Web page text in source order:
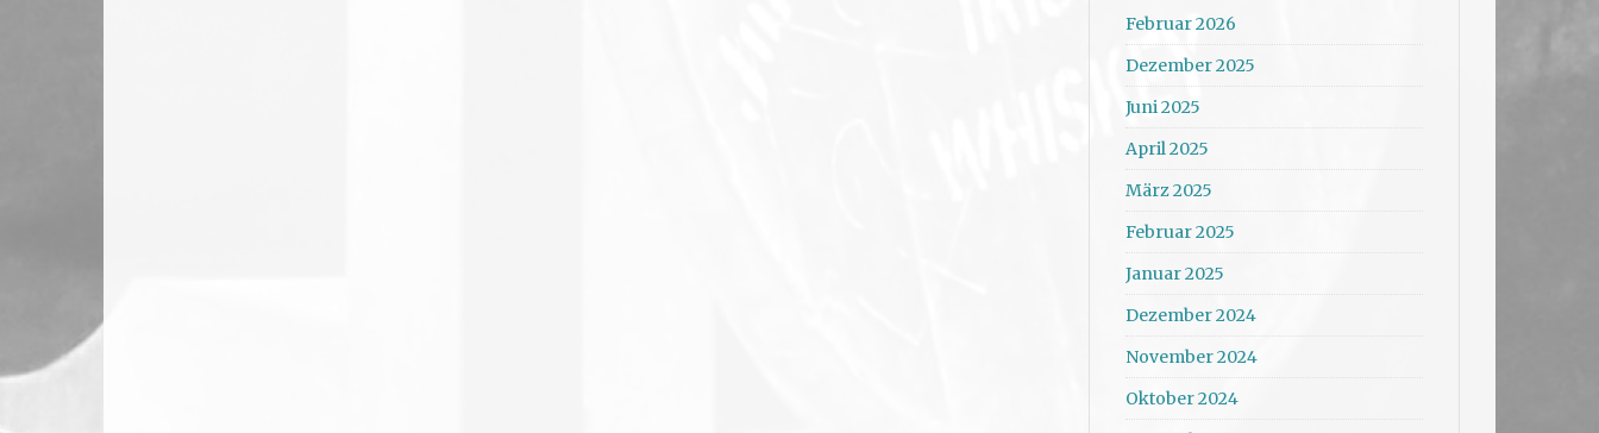
Februar 2026
Dezember 2025
Juni 2025
April 2025
März 2025
Februar 2025
Januar 2025
Dezember 2024
November 2024
Oktober 2024